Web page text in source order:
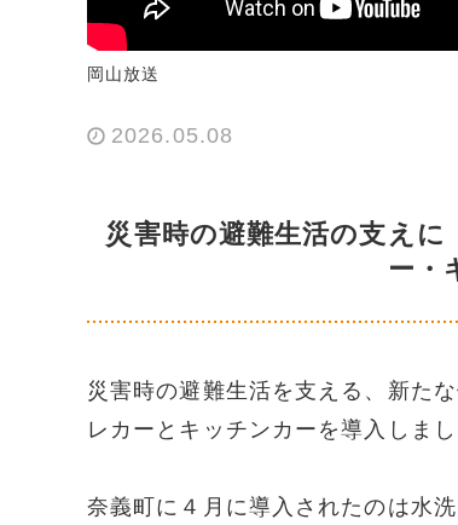
岡山放送
2026.05.08
災害時の避難生活の支え
ー・
災害時の避難生活を支える、新た
レカーとキッチンカーを導入しまし
奈義町に４月に導入されたのは水